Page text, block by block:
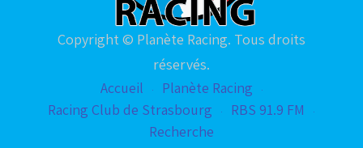
Copyright © Planète Racing. Tous droits
réservés.
Accueil
Planète Racing
Racing Club de Strasbourg
RBS 91.9 FM
Recherche